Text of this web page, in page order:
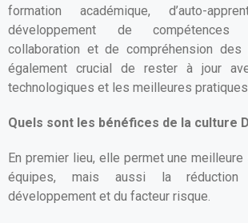
formation académique, d’auto-
développement de compétences
collaboration et de compréhension
également crucial de rester à jour
technologiques et les meilleures
Quels sont les bénéfices de la culture
En premier lieu, elle permet une
équipes, mais aussi la
développement et du facteur risque.